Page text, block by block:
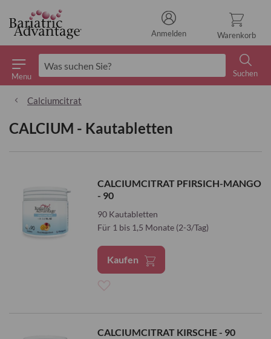
Menu
Suchen
Warenkorb
Anmelden
Calciumcitrat
CALCIUM - Kautabletten
CALCIUMCITRAT PFIRSICH-MANGO
- 90
90 Kautabletten
Für 1 bis 1,5 Monate (2-3/Tag)
Kaufen
CALCIUMCITRAT KIRSCHE - 90